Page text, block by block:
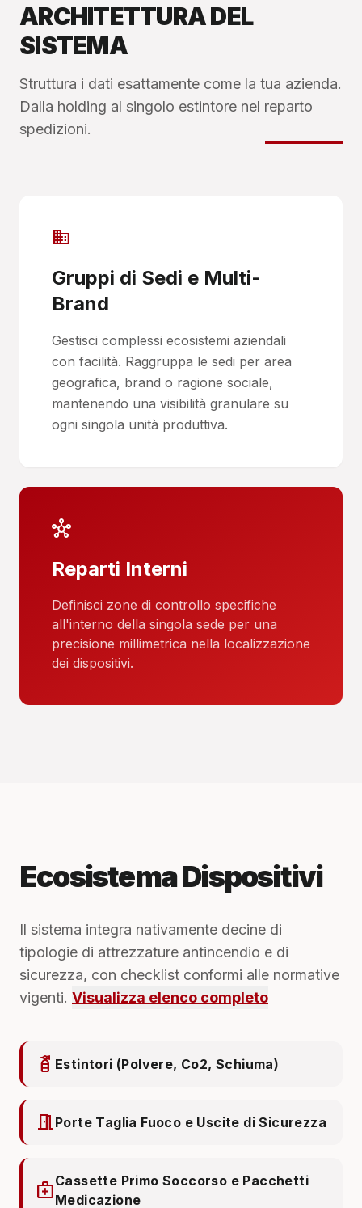
ARCHITETTURA DEL
SISTEMA
Struttura i dati esattamente come la tua azienda.
Dalla holding al singolo estintore nel reparto
spedizioni.
domain
Gruppi di Sedi e Multi-
Brand
Gestisci complessi ecosistemi aziendali
con facilità. Raggruppa le sedi per area
geografica, brand o ragione sociale,
mantenendo una visibilità granulare su
ogni singola unità produttiva.
hub
Reparti Interni
Definisci zone di controllo specifiche
all'interno della singola sede per una
precisione millimetrica nella localizzazione
dei dispositivi.
Ecosistema Dispositivi
Il sistema integra nativamente decine di
tipologie di attrezzature antincendio e di
sicurezza, con checklist conformi alle normative
vigenti. Visualizza elenco completo
fire_extinguisher Estintori (Polvere, Co2, Schiuma)
meeting_room Porte Taglia Fuoco e Uscite di Sicurezza
medical_servicesCassette Primo Soccorso e Pacchetti
Medicazione